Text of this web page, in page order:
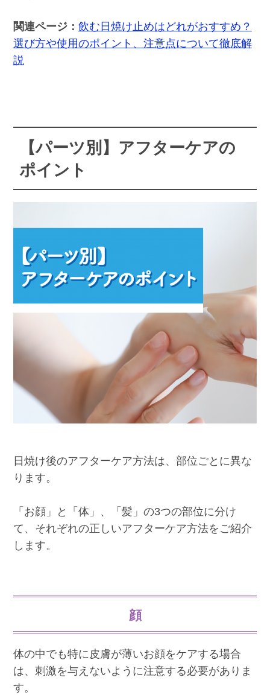
関連ページ： 飲む日焼け止めはどれがおすすめ？
選び方や使用のポイント、注意点について徹底解
説
【パーツ別】アフターケアの
ポイント
日焼け後のアフターケア方法は、部位ごとに異な
ります。
「お顔」と「体」、「髪」の3つの部位に分け
て、それぞれの正しいアフターケア方法をご紹介
します。
顔
体の中でも特に皮膚が薄いお顔をケアする場合
は、刺激を与えないように注意する必要がありま
す。